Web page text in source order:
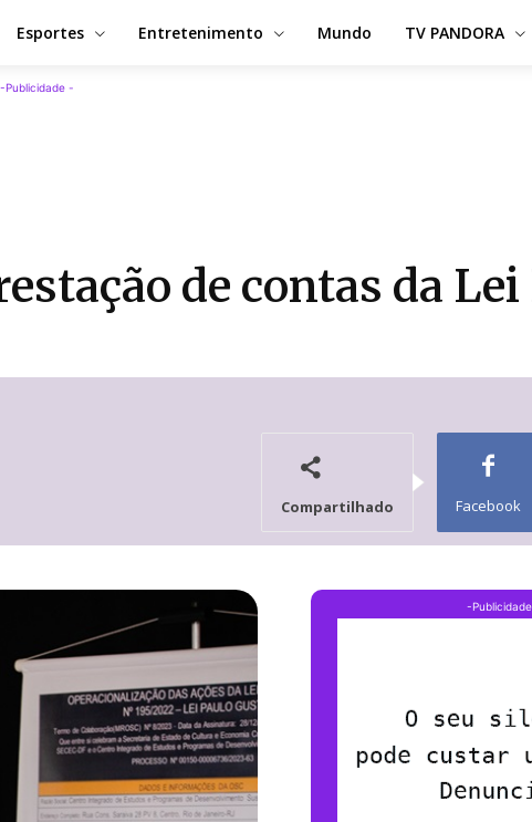
Esportes Entretenimento Mundo TV PANDORA
-Publicidade -
de contas da Lei
Compartilhado Facebook
-